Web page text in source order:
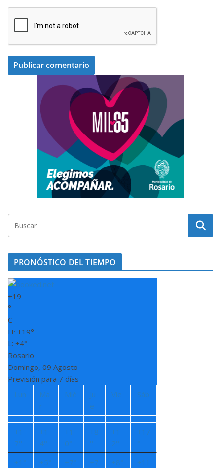
PRONÓSTICO DEL TIEMPO
+19
°
C
H: +19°
L: +4°
Rosario
Domingo, 09 Agosto
Previsión para 7 días
Lun
Ma
r
Mié
Ju
e
Vie Sáb
+1
7°
+1
4°
+1
0°
+8
°
+1
2°
+17
°
+1° +5° +7° +7
+8° +11